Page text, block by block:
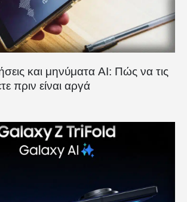
και μηνύματα AI: Πώς να τις
πριν είναι αργά